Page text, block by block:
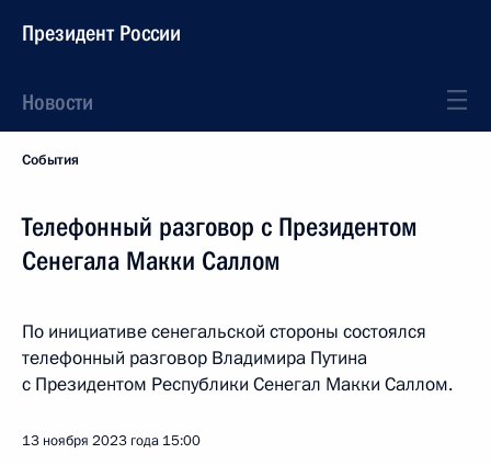
Президент России
Новости
События
Телефонный разговор с Президентом
Сенегала Макки Саллом
По инициативе сенегальской стороны состоялся
телефонный разговор Владимира Путина
с Президентом Республики Сенегал Макки Саллом.
13 ноября 2023 года 15:00